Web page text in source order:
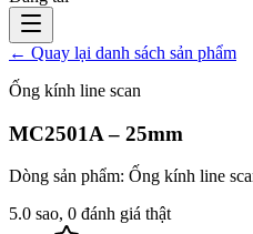
← Quay lại danh sách sản phẩm
Ống kính line scan
MC2501A – 25mm
Dòng sản phẩm: Ống kính line
5.0 sao, 0 đánh giá thật